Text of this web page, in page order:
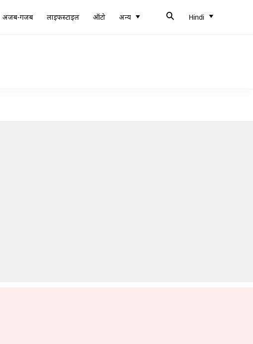
अजब-गजब लाइफस्टाइल ऑटो अन्य Hindi